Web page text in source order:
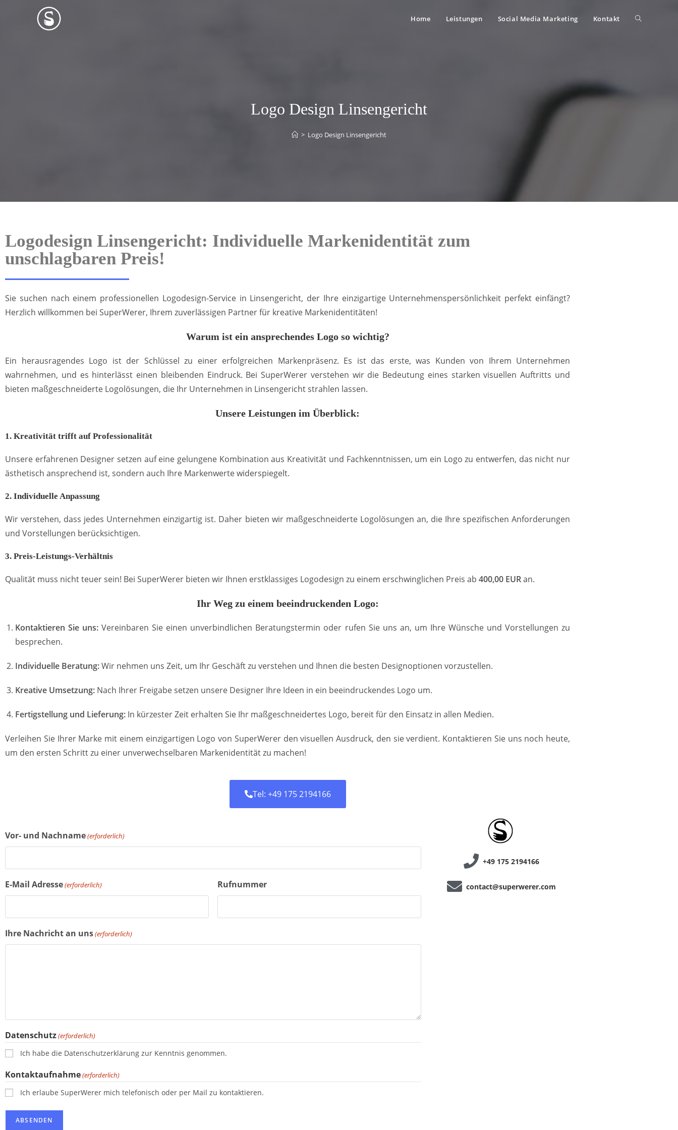
Home Leistungen Social Media Marketing Kontakt
Logo Design Linsengericht
> Logo Design Linsengericht
Logodesign Linsengericht: Individuelle Markenidentität zum
unschlagbaren Preis!
Sie suchen nach einem professionellen Logodesign-Service in Linsengericht, der Ihre einzigartige Unternehmenspersönlichkeit perfekt einfängt?
Herzlich willkommen bei SuperWerer, Ihrem zuverlässigen Partner für kreative Markenidentitäten!
Warum ist ein ansprechendes Logo so wichtig?
Ein herausragendes Logo ist der Schlüssel zu einer erfolgreichen Markenpräsenz. Es ist das erste, was Kunden von Ihrem Unternehmen
wahrnehmen, und es hinterlässt einen bleibenden Eindruck. Bei SuperWerer verstehen wir die Bedeutung eines starken visuellen Auftritts und
bieten maßgeschneiderte Logolösungen, die Ihr Unternehmen in Linsengericht strahlen lassen.
Unsere Leistungen im Überblick:
1. Kreativität trifft auf Professionalität
Unsere erfahrenen Designer setzen auf eine gelungene Kombination aus Kreativität und Fachkenntnissen, um ein Logo zu entwerfen, das nicht nur
ästhetisch ansprechend ist, sondern auch Ihre Markenwerte widerspiegelt.
2. Individuelle Anpassung
Wir verstehen, dass jedes Unternehmen einzigartig ist. Daher bieten wir maßgeschneiderte Logolösungen an, die Ihre spezifischen Anforderungen
und Vorstellungen berücksichtigen.
3. Preis-Leistungs-Verhältnis
Qualität muss nicht teuer sein! Bei SuperWerer bieten wir Ihnen erstklassiges Logodesign zu einem erschwinglichen Preis ab 400,00 EURan.
Ihr Weg zu einem beeindruckenden Logo:
Kontaktieren Sie uns: Vereinbaren Sie einen unverbindlichen Beratungstermin oder rufen Sie uns an, um Ihre Wünsche und Vorstellungen zu
besprechen.
Individuelle Beratung:Wir nehmen uns Zeit, um Ihr Geschäft zu verstehen und Ihnen die besten Designoptionen vorzustellen.
Kreative Umsetzung: Nach Ihrer Freigabe setzen unsere Designer Ihre Ideen in ein beeindruckendes Logo um.
Fertigstellung und Lieferung: In kürzester Zeit erhalten Sie Ihr maßgeschneidertes Logo, bereit für den Einsatz in allen Medien.
Verleihen Sie Ihrer Marke mit einem einzigartigen Logo von SuperWerer den visuellen Ausdruck, den sie verdient. Kontaktieren Sie uns noch heute,
um den ersten Schritt zu einer unverwechselbaren Markenidentität zu machen!
Tel: +49 175 2194166
Vor- und Nachname(erforderlich)
E-Mail Adresse(erforderlich) Rufnummer
Ihre Nachricht an uns(erforderlich)
Datenschutz(erforderlich)
Ich habe die Datenschutzerklärung zur Kenntnis genommen.
Kontaktaufnahme(erforderlich)
Ich erlaube SuperWerer mich telefonisch oder per Mail zu kontaktieren.
+49 175 2194166
contact@superwerer.com